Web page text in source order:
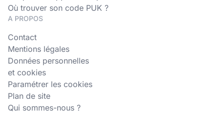
Où trouver son code PUK ?
A PROPOS
Contact
Mentions légales
Données personnelles
et cookies
Paramétrer les cookies
Plan de site
Qui sommes-nous ?